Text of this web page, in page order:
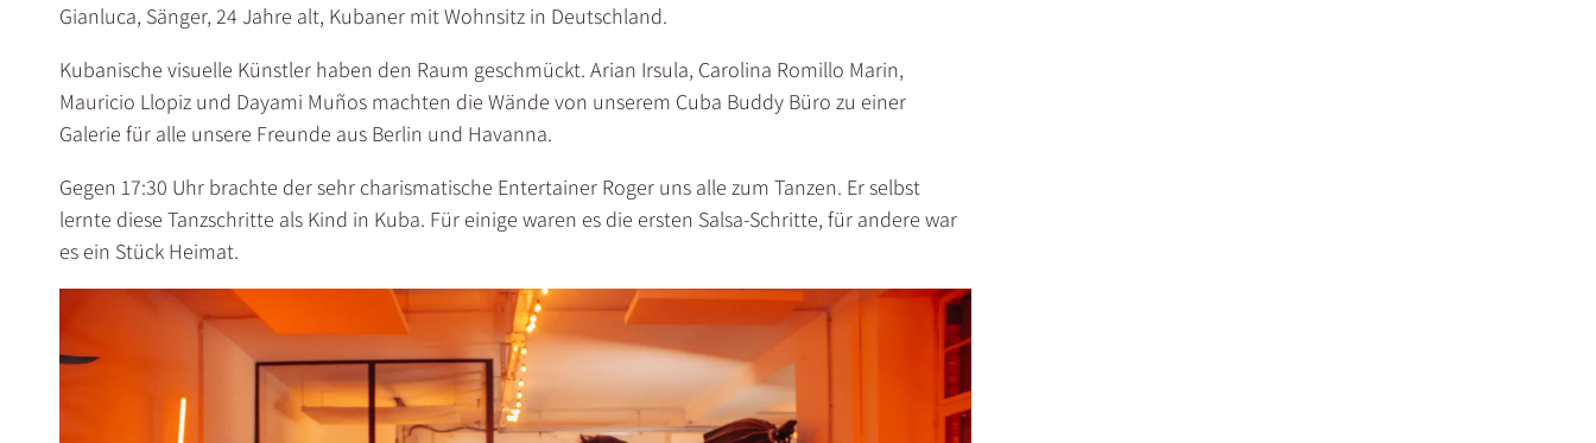
Gianluca, Sänger, 24 Jahre alt, Kubaner mit Wohnsitz in Deutschland.
Kubanische visuelle Künstler haben den Raum geschmückt. Arian Irsula, Carolina Romillo Marin,
Mauricio Llopiz und Dayami Muños machten die Wände von unserem Cuba Buddy Büro zu einer
Galerie für alle unsere Freunde aus Berlin und Havanna.
Gegen 17:30 Uhr brachte der sehr charismatische Entertainer Roger uns alle zum Tanzen. Er selbst
lernte diese Tanzschritte als Kind in Kuba. Für einige waren es die ersten Salsa-Schritte, für andere war
es ein Stück Heimat.